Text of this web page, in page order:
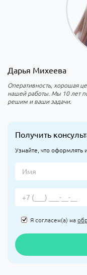
Дарья Михеева
Оперативность, хорошая
нашей работы. Мы 10 лет
решим и ваши задачи.
Получить
Узнайте, что оформлять
Я согласен(а) на